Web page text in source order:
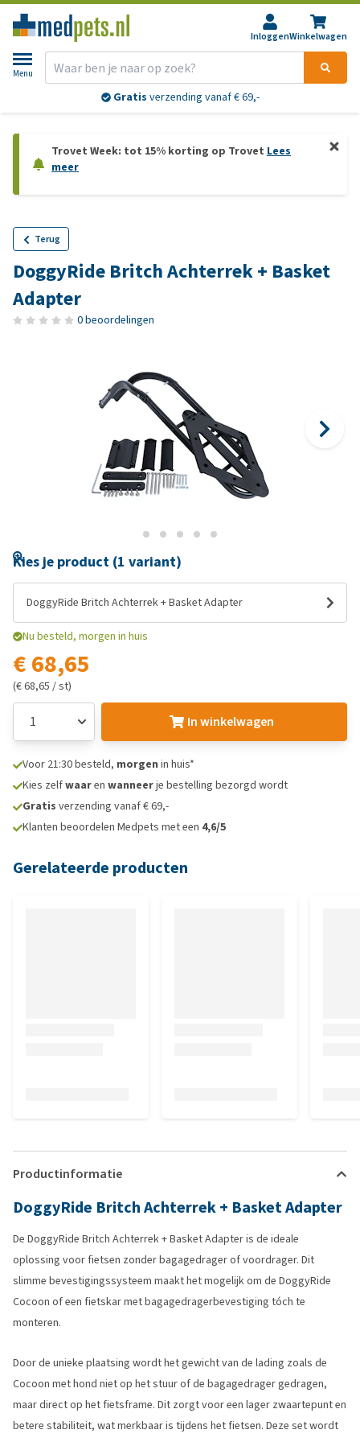
InloggenWinkelwagen
Menu
Gratis verzending vanaf € 69,-
Trovet Week: tot 15% korting op Trovet Lees
meer
Terug
DoggyRide Britch Achterrek + Basket
Adapter
0 beoordelingen
Kies je product (1 variant)
DoggyRide Britch Achterrek + Basket Adapter
Nu besteld, morgen in huis
€ 68,65
(€ 68,65 / st)
In winkelwagen
Voor 21:30 besteld, morgen in huis*
Kies zelfwaaren wanneerje bestelling bezorgd wordt
Gratis verzending vanaf € 69,-
Klanten beoordelen Medpets met een 4,6/5
Gerelateerde producten
Productinformatie
DoggyRide Britch Achterrek + Basket Adapter
De DoggyRide Britch Achterrek + Basket Adapter is de ideale
oplossing voor fietsen zonder bagagedrager of voordrager. Dit
slimme bevestigingssysteem maakt het mogelijk om de DoggyRide
Cocoon of een fietskar met bagagedragerbevestiging tóch te
monteren.
Door de unieke plaatsing wordt het gewicht van de lading zoals de
Cocoon met hond niet op het stuur of de bagagedrager gedragen,
maar direct op het fietsframe. Dit zorgt voor een lager zwaartepunt en
betere stabiliteit, wat merkbaar is tijdens het fietsen. Deze set wordt